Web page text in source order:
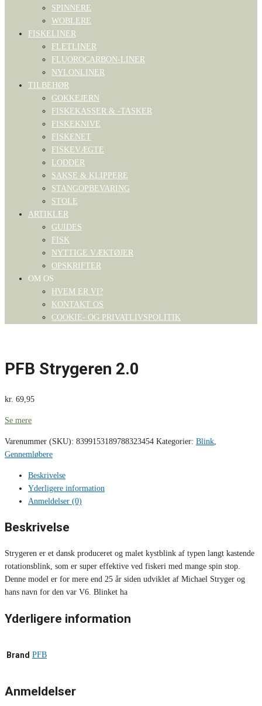
SPINNERE
WOBLERE
FISKELINER
FLETLINER
FLUOROCARBON-LINER
NYLONLINER
TILBEHØR
GOKKEJERN
FISKEKASSER & -TASKER
FISKEKNIVE
FISKENET
FISKEVÆGTE
LODDER
SAKSE & KLIPPERE
STANGOPBEVARING
STOLE
ARTIKLER
GUIDES
FISK
NYTTIGE VÆKTØJER
OPSKRIFTER
OM OS
HVEM ER VI?
KONTAKT OS
COOKIE- OG PRIVATLIVSPOLITIK
PFB Strygeren 2.0
kr. 69,95
Se mere
Varenummer (SKU): 8399153189788323454 Kategorier: Blink
Gennemløbere
Beskrivelse
Yderligere information
Anmeldelser (0)
Beskrivelse
Strygeren er et dansk produceret og malet kystblink af typen langt kastende
rotationsblink, som er super effektive ved fiskeri med mange spin stop.
Denne model er for mere end 25 år siden udviklet af Michael Stryger og
hans navn for den var V6. Blinket ha
Yderligere information
Brand PFB
Anmeldelser